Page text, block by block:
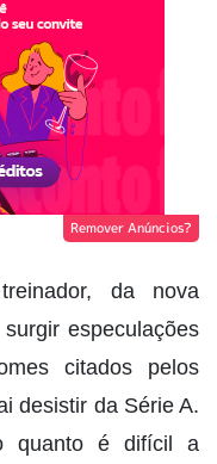
Remover Anúncios?
da nova
especulações
citados pelos
desistir da Série A.
quanto é difícil a